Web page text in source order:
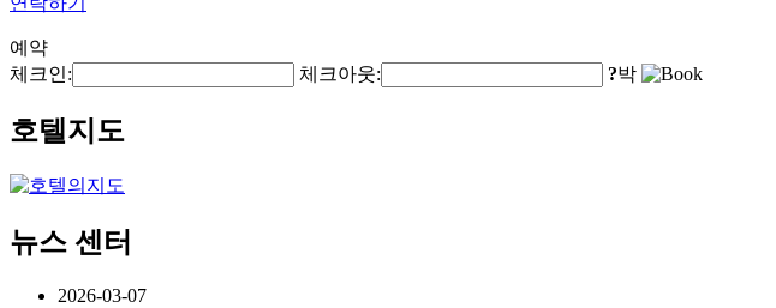
예약
체크인:
체크아웃: ?박
호텔지도
뉴스 센터
2026-03-07